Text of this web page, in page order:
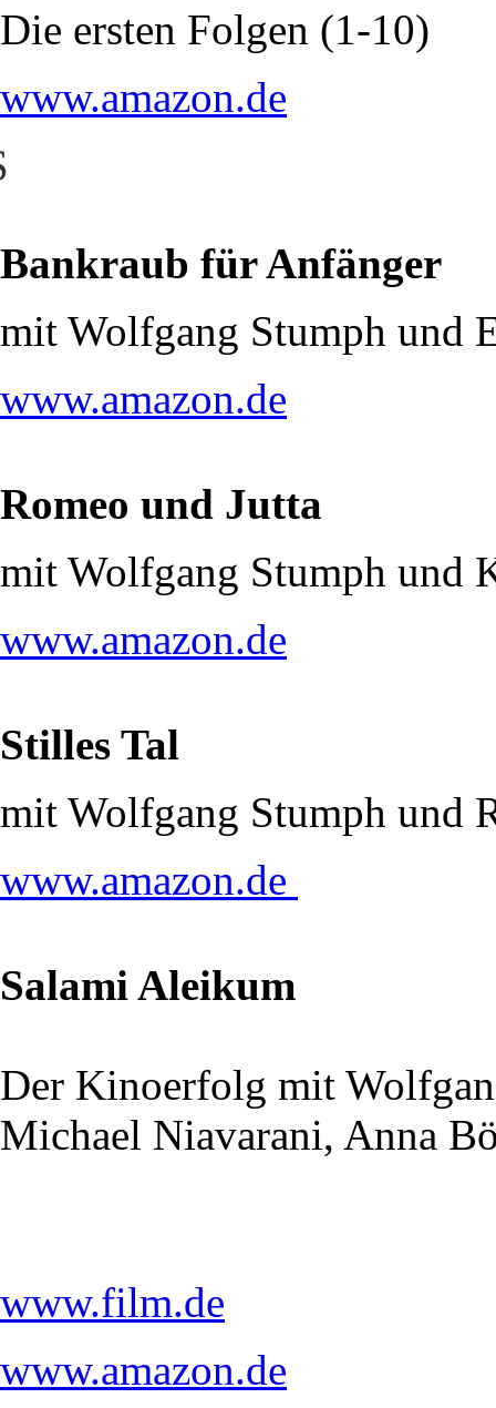
Die ersten Folgen (1-10)
www.amazon.de
Bankraub für Anfänger
mit Wolfgang Stumph und
www.amazon.de
Romeo und Jutta
mit Wolfgang Stumph und
www.amazon.de
Stilles Tal
mit Wolfgang Stumph und
www.amazon.de
Salami Aleikum
Der Kinoerfolg mit
Michael Niavarani, Anna
www.film.de
www.amazon.de